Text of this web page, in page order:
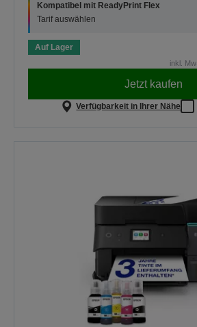
Kompatibel mit ReadyPrint Flex
Tarif auswählen
Auf Lager
inkl.
Jetzt kaufen
Verfügbarkeit in Ihrer Nähe